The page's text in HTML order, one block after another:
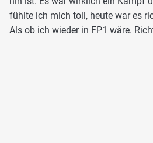
fühlte ich mich toll, heute war es
Als ob ich wieder in FP1 wäre.